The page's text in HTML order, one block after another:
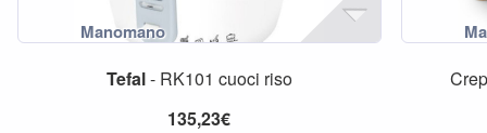
Tefal- RK101 cuoci riso
135,23€